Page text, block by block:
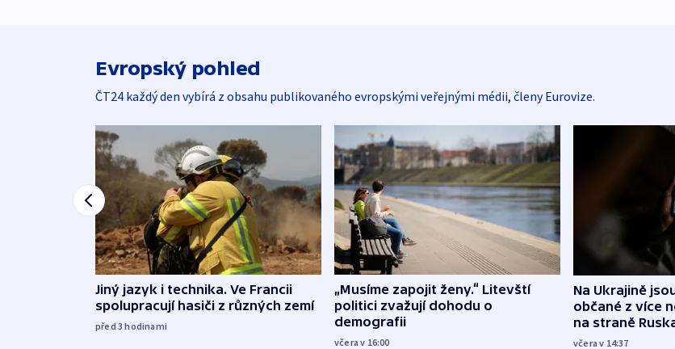
Evropský pohled
ČT24 každý den vybírá z obsahu publikovaného evropskými veřejnými médii, členy Eurovize.
Jiný jazyk i technika. Ve Francii
spolupracují hasiči z různých zemí
před 3hodinami
„Musíme zapojit ženy.“ Litevští
politici zvažují dohodu o
demografii
včera v 16:00
Na Ukrajině
občané z více
na straně
včera v 14:37